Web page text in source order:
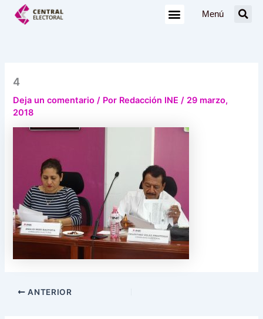
Menú
4
Deja un comentario / Por Redacción INE/ 29 marzo,
2018
ANTERIOR